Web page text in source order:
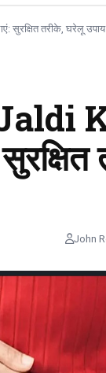
सुरक्षित तरीके, घरेलू
John